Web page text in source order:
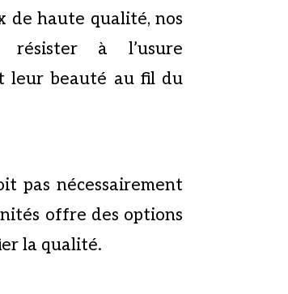
de haute qualité, nos
résister à l’usure
leur beauté au fil du
pas nécessairement
offre des options
la qualité.